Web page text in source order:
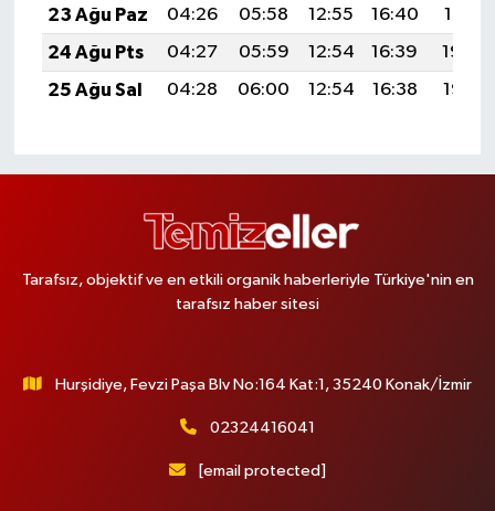
23 Ağu Paz
04:26 05:58 12:55 16:40
19:41
24 Ağu Pts
04:27 05:59 12:54 16:39
19:40
25 Ağu Sal
04:28 06:00 12:54 16:38 19:38
Tarafsız, objektif ve en etkili organik haberleriyle Türkiye'nin en
tarafsız haber sitesi
Hurşidiye, Fevzi Paşa Blv No:164 Kat:1, 35240 Konak/İzmir
02324416041
[email protected]